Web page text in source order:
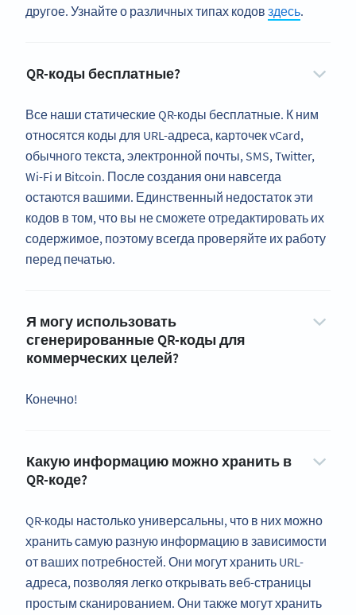
другое. Узнайте о различных типах кодов здесь.
QR-коды бесплатные?
Все наши статические QR-коды бесплатные. К ним
относятся коды для URL-адреса, карточек vCard,
обычного текста, электронной почты, SMS, Twitter,
Wi-Fi и Bitcoin. После создания они навсегда
остаются вашими. Единственный недостаток эти
кодов в том, что вы не сможете отредактировать их
содержимое, поэтому всегда проверяйте их работу
перед печатью.
Я могу использовать
сгенерированные QR-коды для
коммерческих целей?
Конечно!
Какую информацию можно хранить в
QR-коде?
QR-коды настолько универсальны, что в них можно
хранить самую разную информацию в зависимости
от ваших потребностей. Они могут хранить URL-
адреса, позволяя легко открывать веб-страницы
простым сканированием. Они также могут хранить